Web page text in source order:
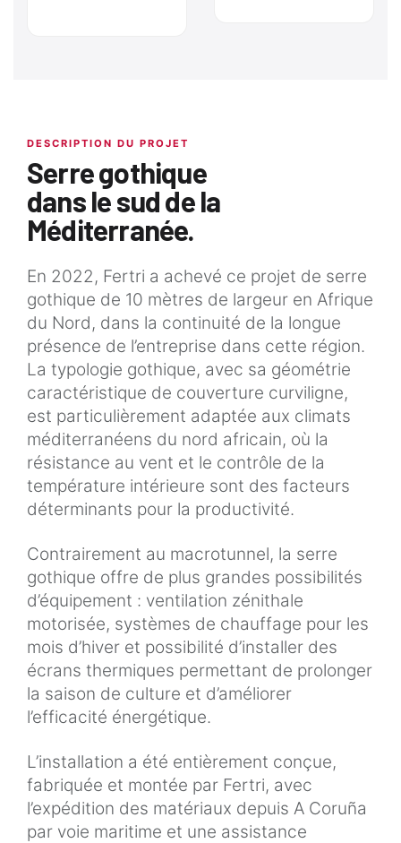
DESCRIPTION DU PROJET
Serre gothique
dans le sud de la
Méditerranée.
En 2022, Fertri a achevé ce projet de serre
gothique de 10 mètres de largeur en Afrique
du Nord, dans la continuité de la longue
présence de l’entreprise dans cette région.
La typologie gothique, avec sa géométrie
caractéristique de couverture curviligne,
est particulièrement adaptée aux climats
méditerranéens du nord africain, où la
résistance au vent et le contrôle de la
température intérieure sont des facteurs
déterminants pour la productivité.
Contrairement au macrotunnel, la serre
gothique offre de plus grandes possibilités
d’équipement : ventilation zénithale
motorisée, systèmes de chauffage pour les
mois d’hiver et possibilité d’installer des
écrans thermiques permettant de prolonger
la saison de culture et d’améliorer
l’efficacité énergétique.
L’installation a été entièrement conçue,
fabriquée et montée par Fertri, avec
l’expédition des matériaux depuis A Coruña
par voie maritime et une assistance